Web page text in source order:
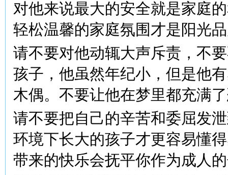
对他来说最大的安全就是家庭
轻松温馨的家庭氛围才是阳光
请不要对他动辄大声斥责，不
孩子，他虽然年纪小，但是他
木偶。不要让他在梦里都充满
请不要把自己的辛苦和委屈发
环境下长大的孩子才更容易懂
带来的快乐会抚平你作为成人